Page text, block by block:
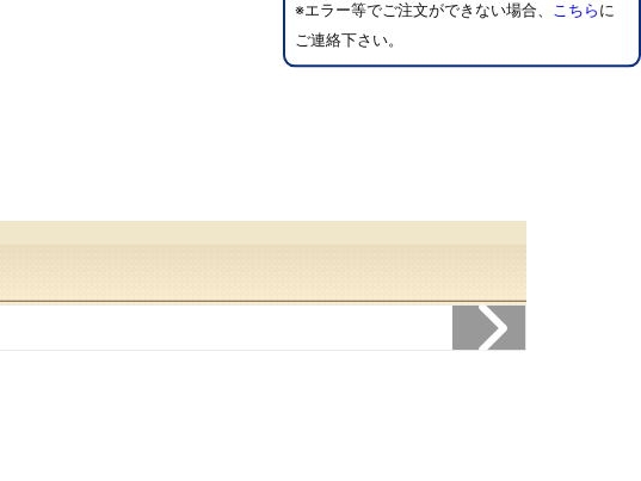
※エラー等でご注文ができない場合、 こちら に
ご連絡下さい。